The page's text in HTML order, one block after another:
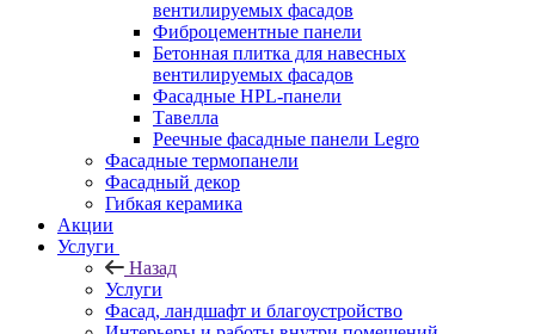
вентилируемых фасадов
Фиброцементные панели
Бетонная плитка для навесных
вентилируемых фасадов
Фасадные HPL-панели
Тавелла
Реечные фасадные панели Legro
Фасадные термопанели
Фасадный декор
Гибкая керамика
Акции
Услуги
Назад
Услуги
Фасад, ландшафт и благоустройство